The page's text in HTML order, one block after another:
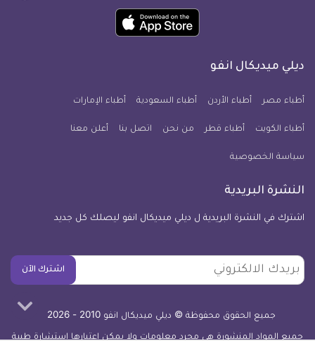
فيسبوكتويتر
ميديكال
يوتيوب
ميديكال
انفو
ميديكال
انفو
ميديكال
انفو
حمل
تطبيق
معلومة
للآيفون
ديلي ميديكال انفو
أطباء مصر أطباء الأردن أطباء السعودية أطباء الإمارات
أطباء الكويت أطباء قطر من نحن اتصل بنا أعلن معنا
سياسة الخصوصية
النشرة البريدية
اشترك في النشرة البريدية ل ديلي ميديكال انفو ليصلك كل جديد
بريدك
الالكتروني
اشترك الآن
جميع الحقوق محفوظة © ديلي ميديكال انفو 2010 - 2026
جميع المواد المنشورة هي مجرد معلومات ولا يمكن اعتبارها استشارة طبية